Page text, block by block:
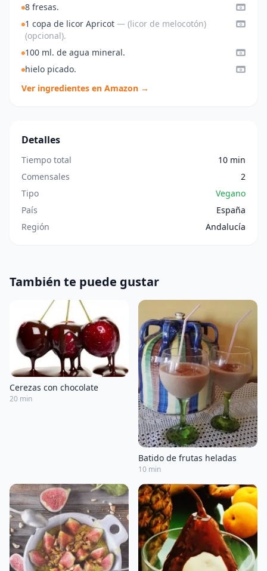
8 fresas.
1 copa de licor Apricot — (licor de melocotón)
(opcional).
100 ml. de agua mineral.
hielo picado.
Ver ingredientes en Amazon →
Detalles
Tiempo total
10 min
Comensales
2
Tipo
Vegano
País
España
Región
Andalucía
También te puede gustar
Cerezas con chocolate
20 min
Batido de frutas heladas
10 min